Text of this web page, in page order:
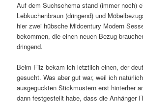
Auf dem Suchschema stand (immer noch)
Lebkuchenbraun (dringend) und
hier zwei hübsche Midcentury Modern
bekommen, die einen neuen Bezug
dringend.
Beim Filz bekam ich letztlich einen, der
gesucht. Was aber gut war, weil ich
ausgeguckten Stickmustern erst hinterher
dann festgestellt habe, dass die Anhänger